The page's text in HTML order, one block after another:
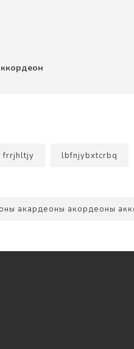
frrjhltjy lbfnjybxtcrbq
акардеоны акордеоны